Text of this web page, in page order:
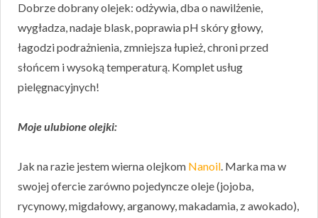
Dobrze dobrany olejek: odżywia, dba o nawilżenie,
wygładza, nadaje blask, poprawia pH skóry głowy,
łagodzi podrażnienia, zmniejsza łupież, chroni przed
słońcem i wysoką temperaturą. Komplet usług
pielęgnacyjnych!
Moje ulubione olejki:
Jak na razie jestem wierna olejkom Nanoil. Marka ma w
swojej ofercie zarówno pojedyncze oleje (jojoba,
rycynowy, migdałowy, arganowy, makadamia, z awokado),